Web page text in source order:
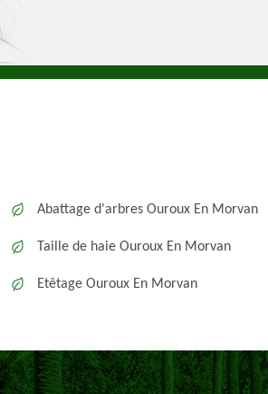
Abattage d'arbres Ouroux En Morvan
Taille de haie Ouroux En Morvan
Etêtage Ouroux En Morvan